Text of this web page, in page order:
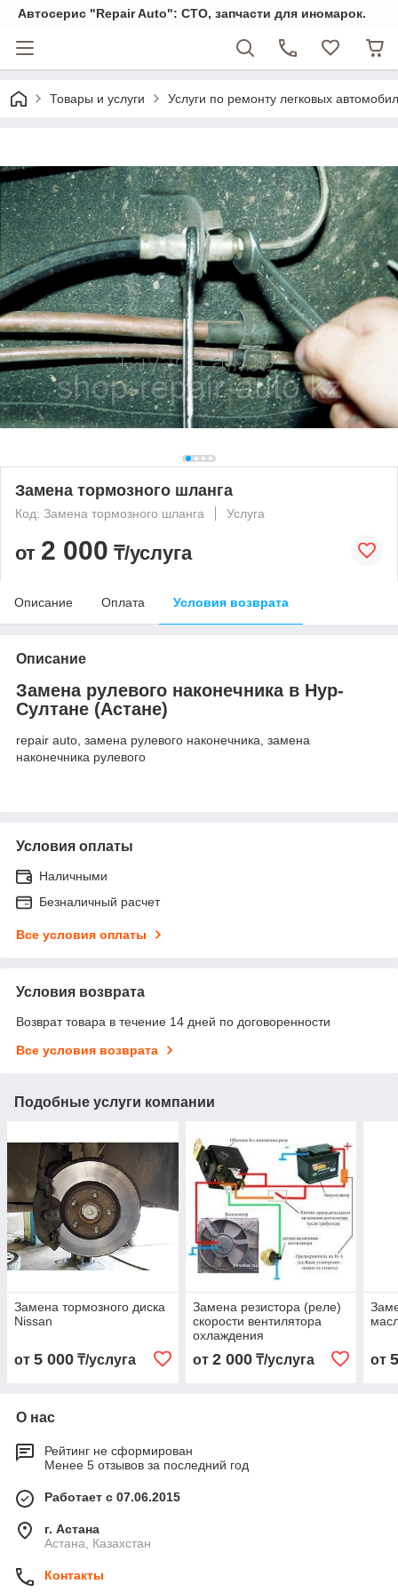
Автосерис "Repair Auto": СТО, запчасти для иномарок.
Товары и услуги Услуги по ремонту легковых
Замена тормозного шланга
Код: Замена тормозного шланга Услуга
от 2 000 ₸/услуга
Описание Оплата Условия возврата
Описание
Замена рулевого наконечника в Нур-
Султане (Астане)
repair auto, замена рулевого наконечника, замена
наконечника рулевого
Условия оплаты
Наличными
Безналичный расчет
Все условия оплаты
Условия возврата
Возврат товара в течение 14 дней по договоренности
Все условия возврата
Подобные услуги компании
Замена тормозного диска
Nissan
от 5 000 ₸/услуга
Замена резистора (реле)
скорости вентилятора
охлаждения
от 2 000₸/услуга от
О нас
Рейтинг не сформирован
Менее 5 отзывов за последний год
Работает с 07.06.2015
г. Астана
Астана, Казахстан
Контакты